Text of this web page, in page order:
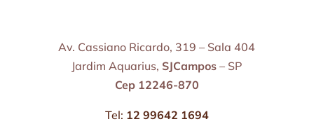
Av. Cassiano Ricardo, 319 – Sala 404
Jardim Aquarius, SJCampos – SP
Cep 12246-870
Tel: 12 99642 1694